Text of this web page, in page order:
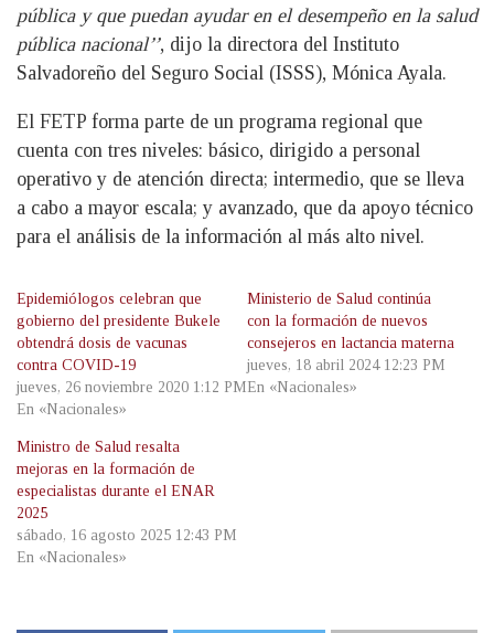
pública y que puedan ayudar en el desempeño en la salud
pública nacional’’, dijo la directora del Instituto
Salvadoreño del Seguro Social (ISSS), Mónica Ayala.
El FETP forma parte de un programa regional que
cuenta con tres niveles: básico, dirigido a personal
operativo y de atención directa; intermedio, que se lleva
a cabo a mayor escala; y avanzado, que da apoyo técnico
para el análisis de la información al más alto nivel.
Epidemiólogos celebran que
gobierno del presidente Bukele
obtendrá dosis de vacunas
contra COVID-19
jueves, 26 noviembre 2020 1:12 PM
En «Nacionales»
Ministerio de Salud continúa
con la formación de nuevos
consejeros en lactancia materna
jueves, 18 abril 2024 12:23 PM
En «Nacionales»
Ministro de Salud resalta
mejoras en la formación de
especialistas durante el ENAR
2025
sábado, 16 agosto 2025 12:43 PM
En «Nacionales»